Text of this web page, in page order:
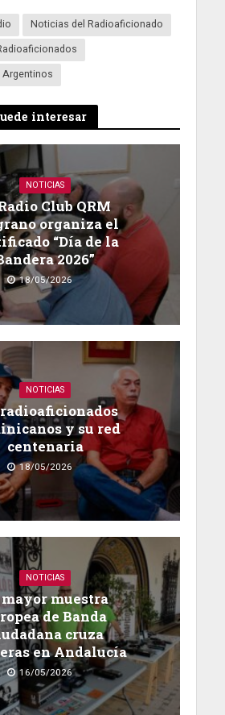
Noticias del Radioaficionado
interesar
NOTICIAS
Club QRM
organiza el
“Día de la
2026”
18/05/2026
NOTICIAS
y su red
centenaria
18/05/2026
NOTICIAS
muestra
de Banda
cruza
en Andalucía
16/05/2026